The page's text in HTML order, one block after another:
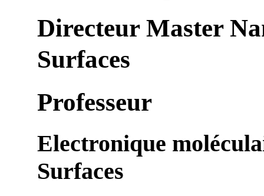
Directeur Master
Surfaces
Professeur
Electronique
Surfaces